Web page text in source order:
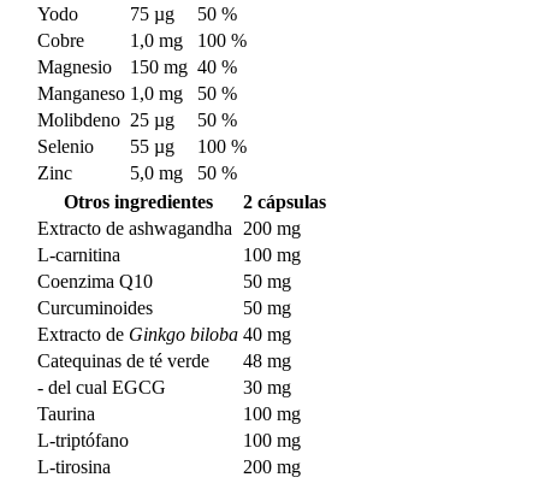
Yodo
75 µg
50 %
Cobre
1,0 mg
100 %
Magnesio
150 mg 40 %
Manganeso 1,0 mg
50 %
Molibdeno 25 µg
50 %
Selenio
55 µg
100 %
Zinc
5,0 mg
50 %
Otros ingredientes
2 cápsulas
Extracto de ashwagandha
200 mg
L-carnitina
100 mg
Coenzima Q10
50 mg
Curcuminoides
50 mg
Extracto de Ginkgo biloba 40 mg
Catequinas de té verde
48 mg
- del cual EGCG
30 mg
Taurina
100 mg
L-triptófano
100 mg
L-tirosina
200 mg